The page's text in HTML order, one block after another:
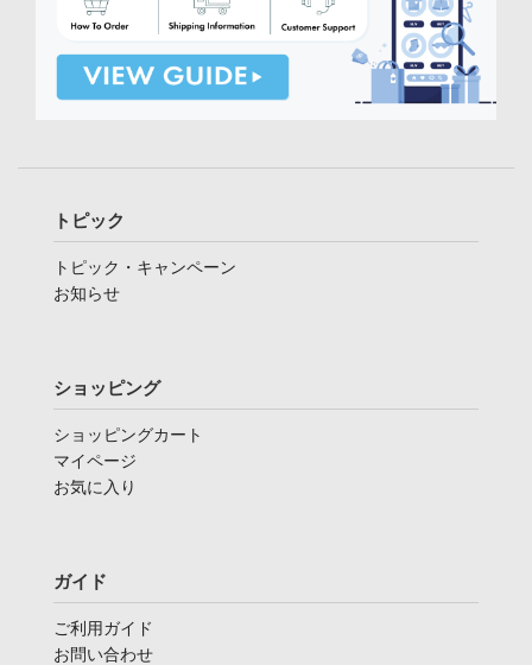
トピック
トピック・キャンペーン
お知らせ
ショッピング
ショッピングカート
マイページ
お気に入り
ガイド
ご利用ガイド
お問い合わせ